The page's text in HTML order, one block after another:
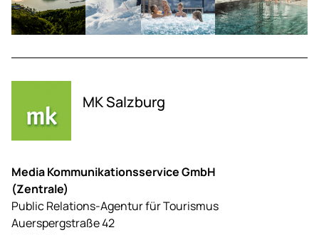
MK Salzburg
Media Kommunikationsservice GmbH
(Zentrale)
Public Relations-Agentur für Tourismus
Auerspergstraße 42